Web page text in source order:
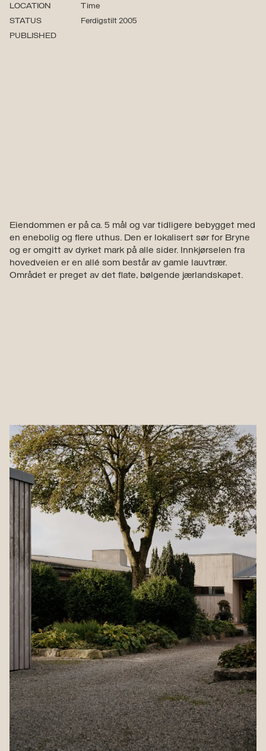
LOCATION
Time
STATUS
Ferdigstilt 2005
PUBLISHED
Eiendommen er på ca. 5 mål og var tidligere bebygget med
en enebolig og flere uthus. Den er lokalisert sør for Bryne
og er omgitt av dyrket mark på alle sider. Innkjørselen fra
hovedveien er en allé som består av gamle lauvtrær.
Området er preget av det flate, bølgende jærlandskapet.